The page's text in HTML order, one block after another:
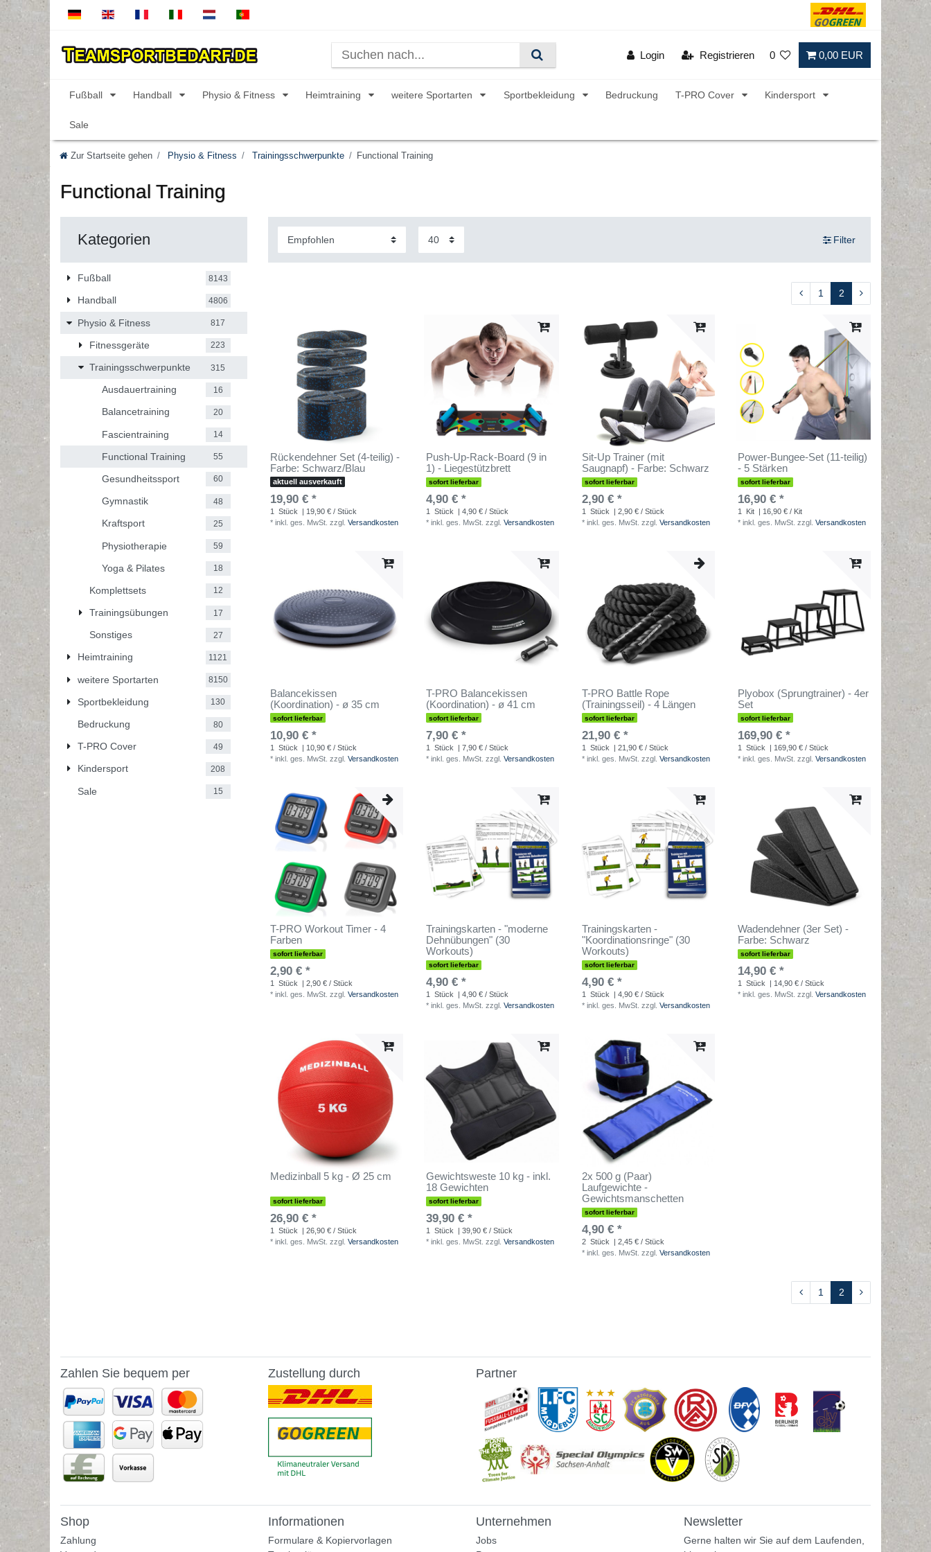
Login Registrieren 0 0,00 EUR
Fußball Handball Physio & Fitness Heimtraining weitere Sportarten Sportbekleidung Bedruckung T-PRO Cover Kindersport
Sale
Zur Startseite gehen Physio & Fitness Trainingsschwerpunkte Functional Training
Functional Training
Kategorien
Fußball 8143
Handball 4806
Physio & Fitness 817
Fitnessgeräte 223
Trainingsschwerpunkte 315
Ausdauertraining 16
Balancetraining 20
Fascientraining 14
Functional Training 55
Gesundheitssport 60
Gymnastik 48
Kraftsport 25
Physiotherapie 59
Yoga & Pilates 18
Komplettsets 12
Trainingsübungen 17
Sonstiges 27
Heimtraining 1121
weitere Sportarten 8150
Sportbekleidung 130
Bedruckung 80
T-PRO Cover 49
Kindersport 208
Sale 15
Filter
1 2
Rückendehner Set (4-teilig) -
Farbe: Schwarz/Blau
aktuell ausverkauft
19,90 € *
1 Stück
| 19,90 € / Stück
* inkl. ges. MwSt. zzgl. Versandkosten
Push-Up-Rack-Board (9 in
1) - Liegestützbrett
sofort lieferbar
4,90 € *
1 Stück
| 4,90 € / Stück
* inkl. ges. MwSt. zzgl. Versandkosten
Sit-Up Trainer (mit
Saugnapf) - Farbe: Schwarz
sofort lieferbar
2,90 € *
1 Stück
| 2,90 € / Stück
* inkl. ges. MwSt. zzgl. Versandkosten
Power-Bungee-Set (11-teilig)
- 5 Stärken
sofort lieferbar
16,90 € *
1 Kit
| 16,90 € / Kit
* inkl. ges. MwSt. zzgl. Versandkosten
Balancekissen
(Koordination) - ø 35 cm
sofort lieferbar
10,90 € *
1 Stück
| 10,90 € / Stück
* inkl. ges. MwSt. zzgl. Versandkosten
T-PRO Balancekissen
(Koordination) - ø 41 cm
sofort lieferbar
7,90 € *
1 Stück
| 7,90 € / Stück
* inkl. ges. MwSt. zzgl. Versandkosten
T-PRO Battle Rope
(Trainingsseil) - 4 Längen
sofort lieferbar
21,90 € *
1 Stück
| 21,90 € / Stück
* inkl. ges. MwSt. zzgl. Versandkosten
Plyobox (Sprungtrainer) - 4er
Set
sofort lieferbar
169,90 € *
1 Stück
| 169,90 € / Stück
* inkl. ges. MwSt. zzgl. Versandkosten
T-PRO Workout Timer - 4
Farben
sofort lieferbar
2,90 € *
1 Stück
| 2,90 € / Stück
* inkl. ges. MwSt. zzgl. Versandkosten
Trainingskarten - "moderne
Dehnübungen" (30
Workouts)
sofort lieferbar
4,90 € *
1 Stück
| 4,90 € / Stück
* inkl. ges. MwSt. zzgl. Versandkosten
Trainingskarten -
"Koordinationsringe" (30
Workouts)
sofort lieferbar
4,90 € *
1 Stück
| 4,90 € / Stück
* inkl. ges. MwSt. zzgl. Versandkosten
Wadendehner (3er Set) -
Farbe: Schwarz
sofort lieferbar
14,90 € *
1 Stück
| 14,90 € / Stück
* inkl. ges. MwSt. zzgl. Versandkosten
Medizinball 5 kg - Ø 25 cm
sofort lieferbar
26,90 € *
1 Stück
| 26,90 € / Stück
* inkl. ges. MwSt. zzgl. Versandkosten
Gewichtsweste 10 kg - inkl.
18 Gewichten
sofort lieferbar
39,90 € *
1 Stück
| 39,90 € / Stück
* inkl. ges. MwSt. zzgl. Versandkosten
2x 500 g (Paar)
Laufgewichte -
Gewichtsmanschetten
sofort lieferbar
4,90 € *
2 Stück
| 2,45 € / Stück
* inkl. ges. MwSt. zzgl. Versandkosten
1 2
Zahlen Sie bequem per Zustellung durch Partner
Shop
Zahlung
Informationen
Formulare & Kopiervorlagen
Unternehmen
Jobs
Newsletter
Gerne halten wir Sie auf dem Laufenden,